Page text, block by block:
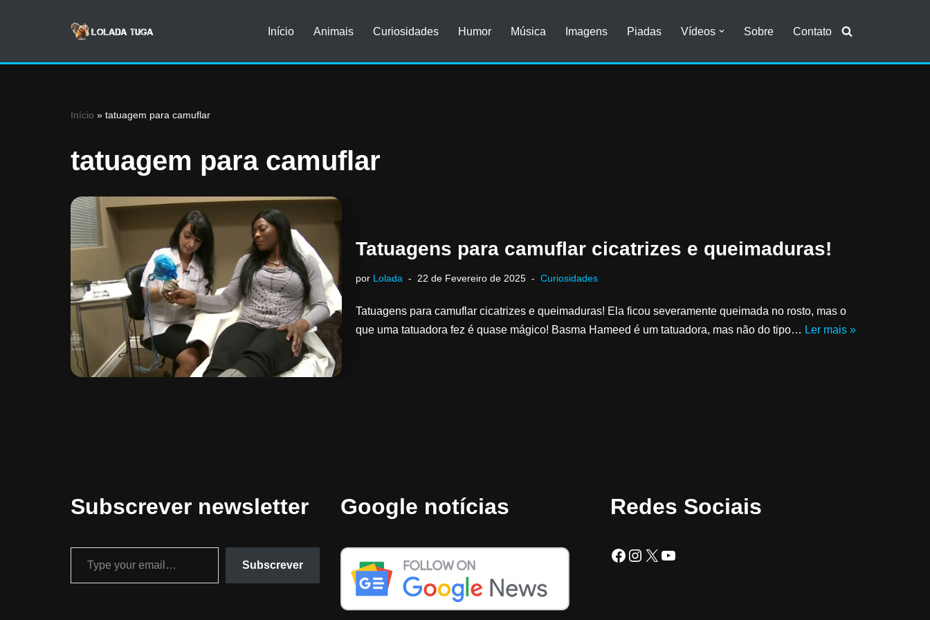
Início Animais Curiosidades Humor Música Imagens Piadas Vídeos Sobre Contato
Início » tatuagem para camuflar
tatuagem para camuflar
Tatuagens para camuflar cicatrizes e queimaduras!
por Lolada 22 de Fevereiro de 2025 Curiosidades
Tatuagens para camuflar cicatrizes e queimaduras! Ela ficou severamente queimada no rosto, mas o
que uma tatuadora fez é quase mágico! Basma Hameed é um tatuadora, mas não do tipo… Ler mais »
Subscrever newsletter
Subscrever
Google notícias Redes Sociais